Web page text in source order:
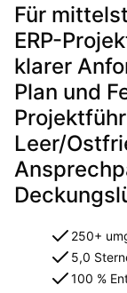
Für
ERP-
klarer
Plan und
Leer/
250+
5,0
100 %